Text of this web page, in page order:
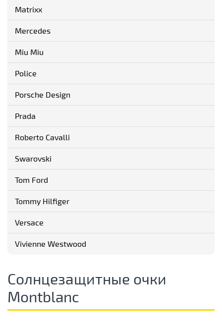
Matrixx
Mercedes
Miu Miu
Police
Porsche Design
Prada
Roberto Cavalli
Swarovski
Tom Ford
Tommy Hilfiger
Versace
Vivienne Westwood
Солнцезащитные очки
Montblanc